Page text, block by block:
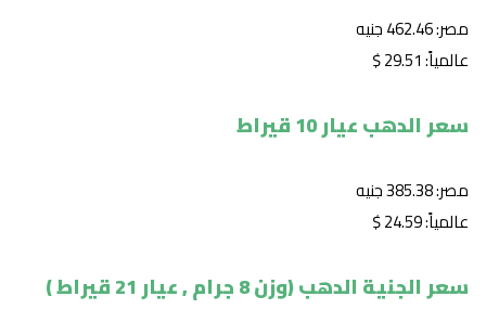
مصر: 462.46 جنيه
عالمياً: 29.51 $
سعر الدهب عيار 10 قيراط
مصر: 385.38 جنيه
عالمياً: 24.59 $
سعر الجنية الدهب (وزن 8 جرام , عيار 21 قيراط )